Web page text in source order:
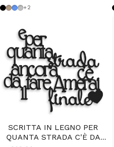
Nero
Tortora
Azzurro Polvere
Grigio Medio
+2
SCRITTA IN LEGNO PER
QUANTA STRADA C'È DA